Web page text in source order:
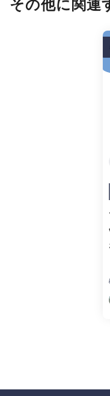
その他に関連